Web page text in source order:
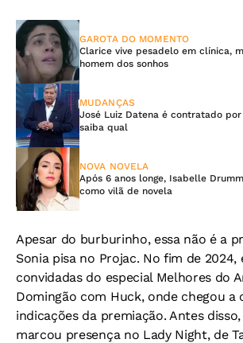
GAROTA DO MOMENTO
Clarice vive pesadelo em clínica,
homem dos sonhos
MUDANÇAS
José Luiz Datena é contratado por
saiba qual
NOVA NOVELA
Após 6 anos longe, Isabelle
como vilã de novela
Apesar do burburinho, essa não é a
Sonia pisa no Projac. No fim de 2024,
convidadas do especial Melhores do
Domingão com Huck, onde chegou a
indicações da premiação. Antes disso,
marcou presença no Lady Night, de